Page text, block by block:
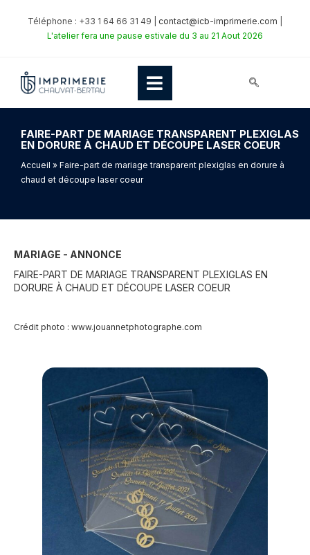
Téléphone : +33 1 64 66 31 49 | contact@icb-imprimerie.com
L'atelier fera une pause estivale du 3 au 21 Aout 2026
FAIRE-PART DE MARIAGE TRANSPARENT PLEXIGLAS
EN DORURE À CHAUD ET DÉCOUPE LASER COEUR
Accueil » Faire-part de mariage transparent plexiglas en dorure à
chaud et découpe laser coeur
MARIAGE - ANNONCE
FAIRE-PART DE MARIAGE TRANSPARENT PLEXIGLAS EN
DORURE À CHAUD ET DÉCOUPE LASER COEUR
Crédit photo : www.jouannetphotographe.com